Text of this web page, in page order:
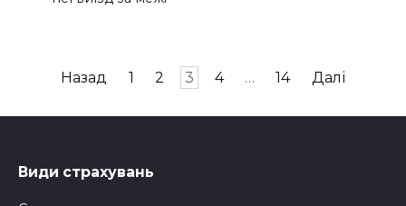
Навігація
Назад 1 2 3 4 … 14 Далі
Види страхувань